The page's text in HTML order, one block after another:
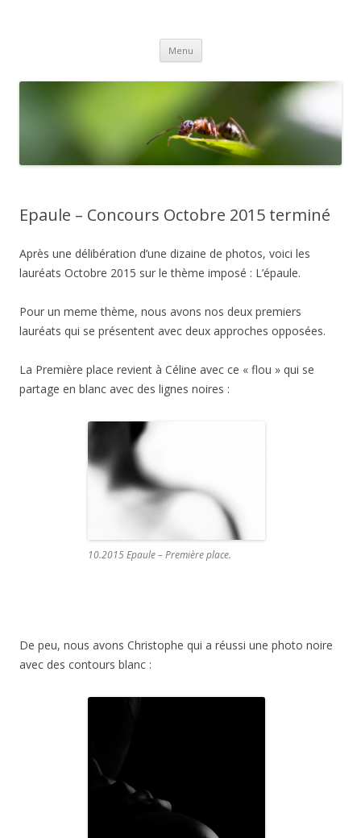
Menu Aller
contenu
Epaule – Concours Octobre 2015 terminé
Après une délibération d’une dizaine de photos, voici les
lauréats Octobre 2015 sur le thème imposé : L’épaule.
Pour un meme thème, nous avons nos deux premiers
lauréats qui se présentent avec deux approches opposées.
La Première place revient à Céline avec ce « flou » qui se
partage en blanc avec des lignes noires :
10.2015 Epaule – Première place.
De peu, nous avons Christophe qui a réussi une photo noire
avec des contours blanc :